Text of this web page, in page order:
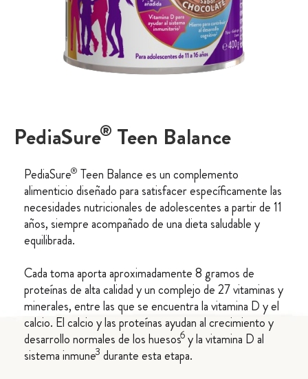
PediaSure® Teen Balance
PediaSure® Teen Balance es un complemento
alimenticio diseñado para satisfacer específicamente las
necesidades nutricionales de adolescentes a partir de 11
años, siempre acompañado de una dieta saludable y
equilibrada.
Cada toma aporta aproximadamente 8 gramos de
proteínas de alta calidad y un complejo de 27 vitaminas y
minerales, entre las que se encuentra la vitamina D y el
calcio. El calcio y las proteínas ayudan al crecimiento y
desarrollo normales de los huesos6y la vitamina D al
sistema inmune3 durante esta etapa.